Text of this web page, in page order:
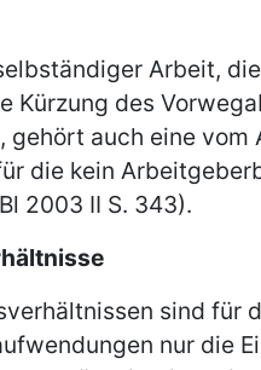
Arbeit, die
Kürzung des
gehört auch eine
die kein
2003 II S. 343).
sind für
nur die